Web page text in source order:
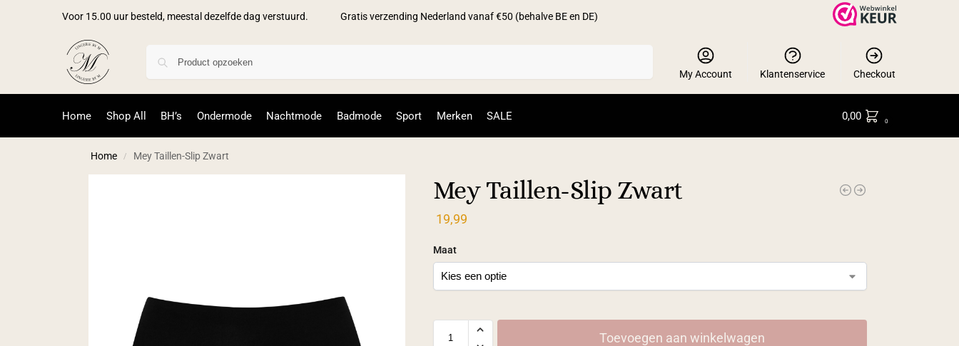
Voor 15.00 uur besteld, meestal dezelfde dag verstuurd. Gratis verzending Nederland vanaf €50 (behalve BE en DE)
My Account Klantenservice Checkout
Home Shop All BH’s Ondermode Nachtmode Badmode Sport Merken SALE 0,00 0
Home / Mey Taillen-Slip Zwart
Mey Taillen-Slip Zwart
19,99
Maat
Toevoegen aan winkelwagen